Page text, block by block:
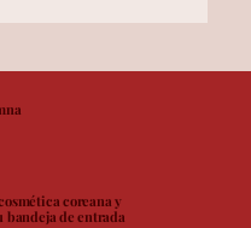
Belleza Asiática
coreana y
de entrada